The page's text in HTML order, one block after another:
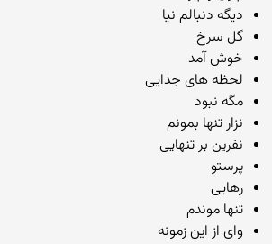
دیگه دنبالم نیا
گل سرخ
خوش آمد
لحظه های جدایی
مگه نبود
نزار تنها بمونم
نفرین بر تنهایی
پرستو
رهایی
تنها موندم
وای از این زمونه